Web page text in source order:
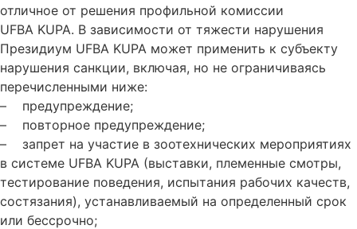
отличное от решения профильной комиссии
UFBA KUPA. В зависимости от тяжести нарушения
Президиум UFBA KUPA может применить к субъекту
нарушения санкции, включая, но не ограничиваясь
перечисленными ниже:
– предупреждение;
– повторное предупреждение;
– запрет на участие в зоотехнических мероприятиях
в системе UFBA KUPA (выставки, племенные смотры,
тестирование поведения, испытания рабочих качеств,
состязания), устанавливаемый на определенный срок
или бессрочно;